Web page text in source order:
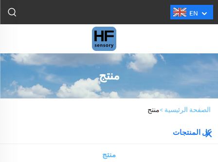
EN
منتج
الصفحة الرئيسية >منتج
كل المنتجات
منتج